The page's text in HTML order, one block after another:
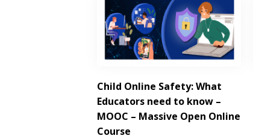
Child Online Safety: What
Educators need to know –
MOOC – Massive Open Online
Course